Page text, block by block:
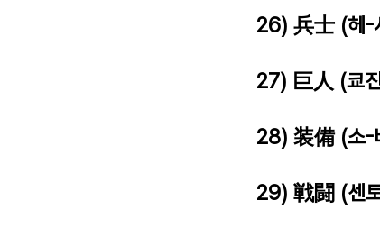
26) 兵士 (헤-
27) 巨人 (쿄
28) 装備 (소-
29) 戦闘 (센